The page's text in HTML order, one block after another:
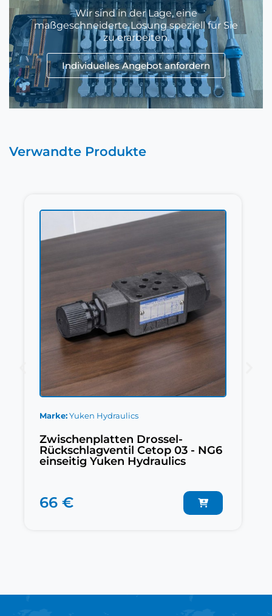
Wir sind in der Lage, eine
maßgeschneiderte Lösung speziell für Sie
zu erarbeiten.
Individuelles Angebot anfordern
Verwandte Produkte
Marke Yuken Hydraulics
Zwischenplatten Drossel-
Rückschlagventil Cetop 03 - NG6
einseitig Yuken Hydraulics
66 €